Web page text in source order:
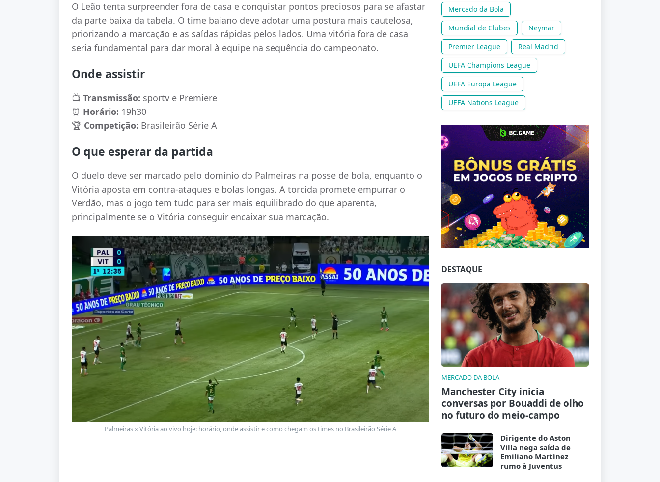
O Leão tenta surpreender fora de casa e conquistar pontos preciosos para se afastar
da parte baixa da tabela. O time baiano deve adotar uma postura mais cautelosa,
priorizando a marcação e as saídas rápidas pelos lados. Uma vitória fora de casa
seria fundamental para dar moral à equipe na sequência do campeonato.
Onde assistir
📺 Transmissão: sportv e Premiere
⏰ Horário: 19h30
🏆 Competição: Brasileirão Série A
O que esperar da partida
O duelo deve ser marcado pelo domínio do Palmeiras na posse de bola, enquanto o
Vitória aposta em contra-ataques e bolas longas. A torcida promete empurrar o
Verdão, mas o jogo tem tudo para ser mais equilibrado do que aparenta,
principalmente se o Vitória conseguir encaixar sua marcação.
Palmeiras x Vitória ao vivo hoje: horário, onde assistir e como chegam os times no Brasileirão Série A
Mercado da Bola
Mundial de Clubes
Neymar
Premier League
Real Madrid
UEFA Champions League
UEFA Europa League
UEFA Nations League
Jogue com responsabilidade. 18+
DESTAQUE
MERCADO DA BOLA
Manchester City inicia
conversas por Bouaddi de olho
no futuro do meio-campo
Dirigente do Aston
Villa nega saída de
Emiliano Martínez
rumo à Juventus